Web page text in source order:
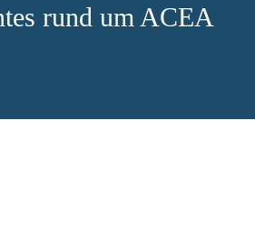
rund um ACEA